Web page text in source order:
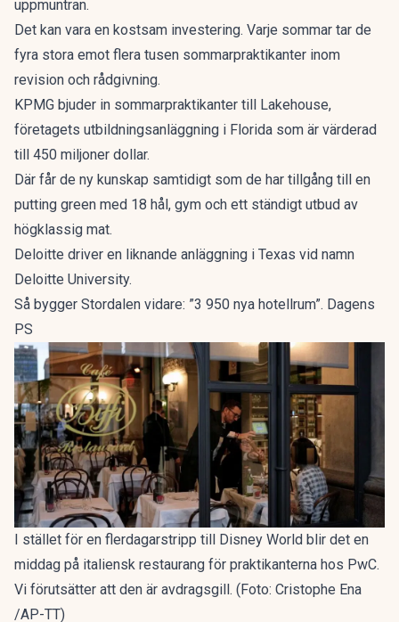
uppmuntran.
Det kan vara en kostsam investering. Varje sommar tar de
fyra stora emot flera tusen sommarpraktikanter inom
revision och rådgivning.
KPMG bjuder in sommarpraktikanter till Lakehouse,
företagets utbildningsanläggning i Florida som är värderad
till 450 miljoner dollar.
Där får de ny kunskap samtidigt som de har tillgång till en
putting green med 18 hål, gym och ett ständigt utbud av
högklassig mat.
Deloitte driver en liknande anläggning i Texas vid namn
Deloitte University.
Så bygger Stordalen vidare: ”3 950 nya hotellrum”. Dagens
PS
I stället för en flerdagarstripp till Disney World blir det en
middag på italiensk restaurang för praktikanterna hos PwC.
Vi förutsätter att den är avdragsgill. (Foto: Cristophe Ena
/AP-TT)